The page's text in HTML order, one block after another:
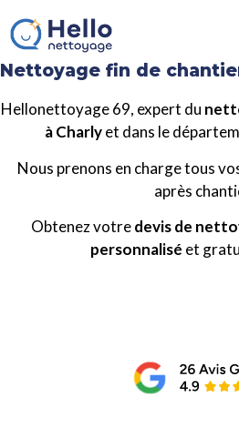
Nettoyage fin de
Hellonettoyage 69, expert du
à Charlyet dans le
Nous prenons en charge tous
après
Obtenez votredevis de
personnalisé et